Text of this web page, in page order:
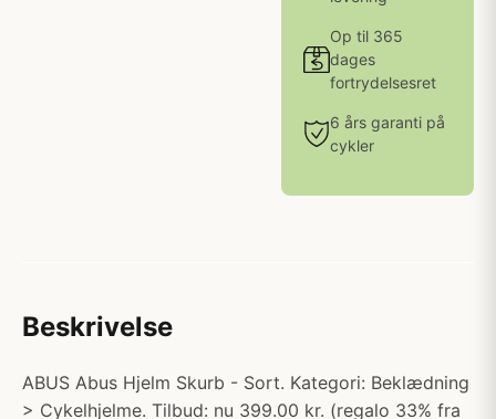
Op til 365
dages
fortrydelsesret
6 års garanti på
cykler
Beskrivelse
ABUS Abus Hjelm Skurb - Sort. Kategori: Beklædning
> Cykelhjelme. Tilbud: nu 399.00 kr. (regalo 33% fra